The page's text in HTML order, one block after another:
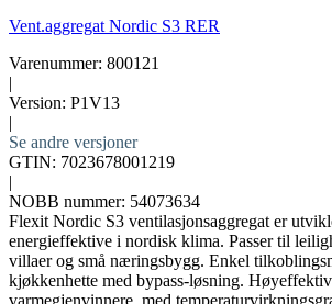
Vent.aggregat Nordic S3 RER
Varenummer: 800121
|
Version: P1V13
|
Se andre versjoner
GTIN: 7023678001219
|
NOBB nummer: 54073634
Flexit Nordic S3 ventilasjonsaggregat er
energieffektive i nordisk klima. Passer til
villaer og små næringsbygg. Enkel
kjøkkenhette med bypass-løsning.
varmegjenvinnere, med